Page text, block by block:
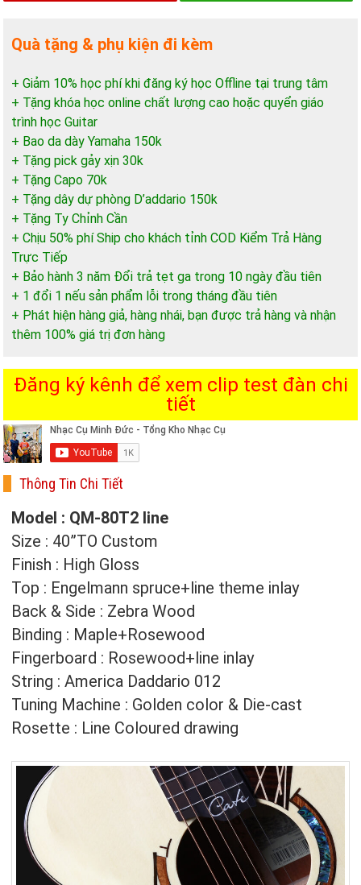
Quà tặng & phụ kiện đi kèm
+ Giảm 10% học phí khi đăng ký học Offline tại trung tâm
+ Tặng khóa học online chất lượng cao hoặc quyển giáo
trình học Guitar
+ Bao da dày Yamaha 150k
+ Tặng pick gảy xịn 30k
+ Tặng Capo 70k
+ Tặng dây dự phòng D’addario 150k
+ Tặng Ty Chỉnh Cần
+ Chịu 50% phí Ship cho khách tỉnh COD Kiểm Trả Hàng
Trực Tiếp
+ Bảo hành 3 năm Đổi trả tẹt ga trong 10 ngày đầu tiên
+ 1 đổi 1 nếu sản phẩm lỗi trong tháng đầu tiên
+ Phát hiện hàng giả, hàng nhái, bạn được trả hàng và nhận
thêm 100% giá trị đơn hàng
Đăng ký kênh để xem clip test đàn chi
tiết
Thông Tin Chi Tiết
Model : QM-80T2 line
Size : 40”TO Custom
Finish : High Gloss
Top : Engelmann spruce+line theme inlay
Back & Side : Zebra Wood
Binding : Maple+Rosewood
Fingerboard : Rosewood+line inlay
String : America Daddario 012
Tuning Machine : Golden color & Die-cast
Rosette : Line Coloured drawing